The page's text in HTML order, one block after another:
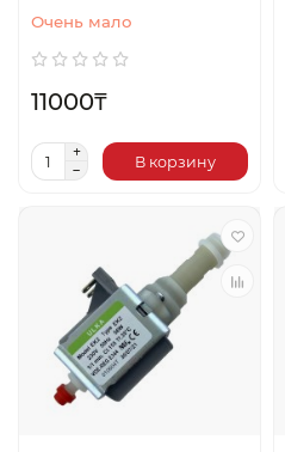
Очень мало
11000₸
В корзину